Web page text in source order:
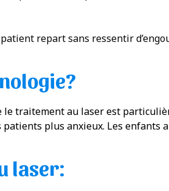
repart sans ressentir
le traitement au laser est
plus anxieux. Les enfants
laser: